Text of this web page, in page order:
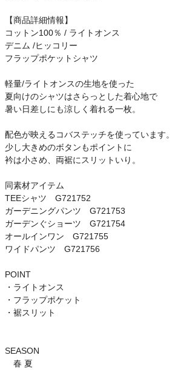
プロテイン・サプリメントまとめ買い
アウトレットセール
スタッフコーディネート
スタッフブログ
【商品詳細情報】
コットン100％ / ライトオンス
デニム /ヒッコリー
フラップポケットシャツ
軽量/ライトオンスの生地を使った
夏向けのシャツはさらっとした着心地で
暑い日差しにも涼しく着れる一枚。
配色が映えるコバステッチを使っています。
少し大きめのボタンもポイントに
衿は小さめ、両裾にスリットいり。
同素材アイテム
TEEシャツ G721752
ガーデニングパンツ G721753
ガーデンぐショーツ G721754
オールインワン G721755
ワイドパンツ G721756
POINT
・ライトオンス
・フラップポケット
・裾スリット
SEASON
春 夏